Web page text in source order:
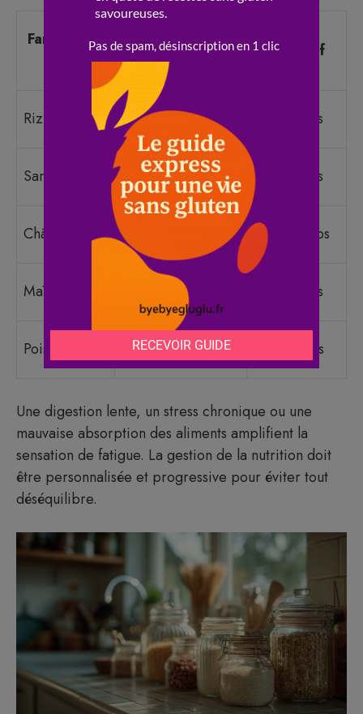
Farine sans
Usage idéal
indicatif
Riz blanc
Base neutre,
gâteaux légers
3 à 5 euros
Sarrasin
Galettes, pains
rustiques
5 à 8 euros
Châtaigne
Pâtisseries riches,
biscuits
8 à 12 euros
Maïs
Crêpes, polenta,
panures
3 à 6 euros
Pois chiche
Socca, falafels,
pâtes
4 à 7 euros
Une digestion lente, un stress chronique ou une
mauvaise absorption des aliments amplifient la
sensation de fatigue. La gestion de la nutrition doit
être personnalisée et progressive pour éviter tout
déséquilibre.